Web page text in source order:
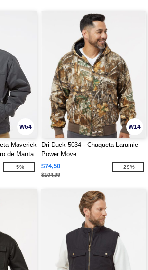
W64
Maverick
de Manta
-5%
W14
Dri Duck 5034 - Chaqueta Laramie
Power Move
$74,50
$104,99
-29%